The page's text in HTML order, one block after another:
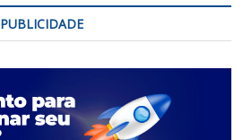
PUBLICIDADE